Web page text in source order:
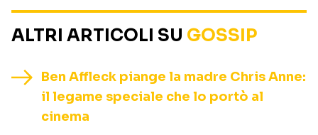
ALTRI ARTICOLI SU GOSSIP
Ben Affleck piange la madre Chris Anne:
il legame speciale che lo portò al
cinema